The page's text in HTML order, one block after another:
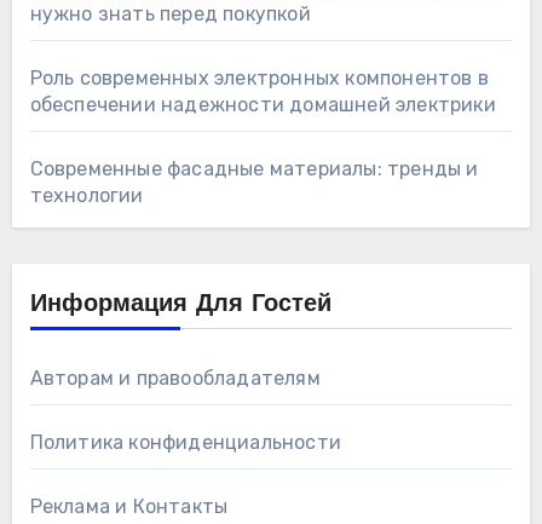
нужно знать перед покупкой
Роль современных электронных компонентов в
обеспечении надежности домашней электрики
Современные фасадные материалы: тренды и
технологии
Информация Для Гостей
Авторам и правообладателям
Политика конфиденциальности
Реклама и Контакты